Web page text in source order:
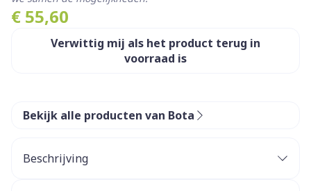
€ 55,60
Verwittig mij als het product terug in
voorraad is
Bekijk alle producten van Bota
Beschrijving